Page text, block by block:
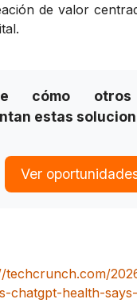
de valor
cómo
estas
Ver
techcrunch.com/
chatgpt-health-